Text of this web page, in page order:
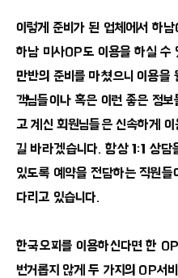
이렇게 준비가 된 업체에서 하남
하남 미사OP도 이용을 하실 수
만반의 준비를 마쳤으니 이용을
객님들이나 혹은 이런 좋은 정보
고 계신 회원님들은 신속하게 이
길 바라겠습니다. 항상 1:1 상담
있도록 예약을 전담하는 직원들
다리고 있습니다.
한국오피를 이용하신다면 한
번거롭지 않게 두 가지의 OP서